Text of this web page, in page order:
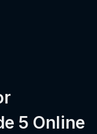
5 Online